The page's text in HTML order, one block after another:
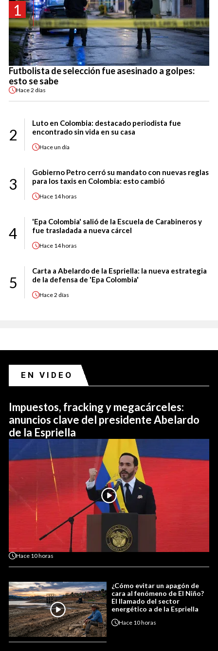
1
Futbolista de selección fue asesinado a golpes:
esto se sabe
Hace2 días
2
Luto en Colombia: destacado periodista fue
encontrado sin vida en su casa
Haceun día
3
Gobierno Petro cerró su mandato con nuevas reglas
para los taxis en Colombia: esto cambió
Hace 14 horas
4
'Epa Colombia' salió de la Escuela de Carabineros y
fue trasladada a nueva cárcel
Hace 14 horas
5
Carta a Abelardo de la Espriella: la nueva estrategia
de la defensa de 'Epa Colombia'
Hace2 días
EN VIDEO
Impuestos, fracking y megacárceles:
anuncios clave del presidente Abelardo
de la Espriella
Hace 10 horas
¿Cómo evitar un apagón de
cara al fenómeno de El Niño?
El llamado del sector
energético a de la Espriella
Hace 10 horas